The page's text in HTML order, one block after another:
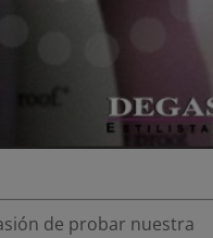
de probar nuestra